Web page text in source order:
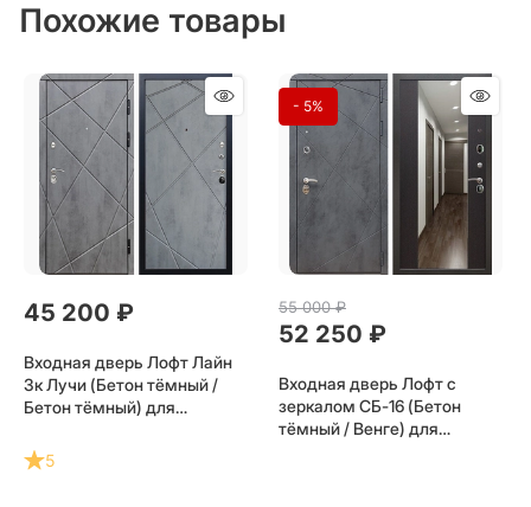
Похожие товары
45 200 ₽
Входная дверь Лофт Лайн
3к Лучи (Бетон тёмный /
Бетон тёмный) для
5
- 5%
55 000 ₽
52 250 ₽
Входная дверь Лофт с
зеркалом СБ-16 (Бетон
тёмный / Венге) для